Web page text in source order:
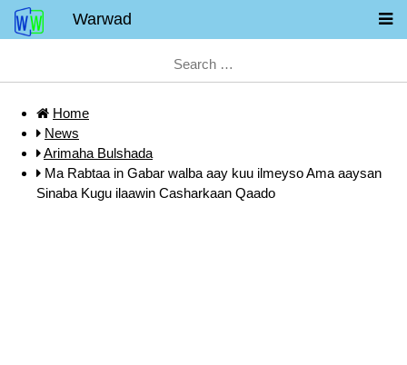
Warwad
Home
News
Arimaha Bulshada
Ma Rabtaa in Gabar walba aay kuu ilmeyso Ama aaysan
Sinaba Kugu ilaawin Casharkaan Qaado